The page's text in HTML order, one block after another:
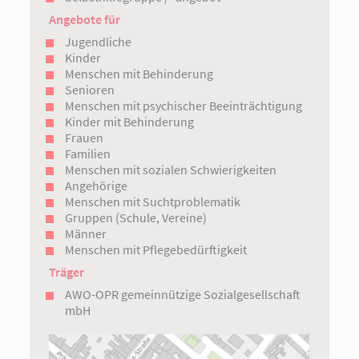
Angebote für
Jugendliche
Kinder
Menschen mit Behinderung
Senioren
Menschen mit psychischer Beeinträchtigung
Kinder mit Behinderung
Frauen
Familien
Menschen mit sozialen Schwierigkeiten
Angehörige
Menschen mit Suchtproblematik
Gruppen (Schule, Vereine)
Männer
Menschen mit Pflegebedürftigkeit
Träger
AWO-OPR gemeinnützige Sozialgesellschaft
mbH